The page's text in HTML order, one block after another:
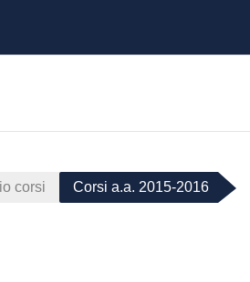
corsi Corsi a.a. 2015-2016